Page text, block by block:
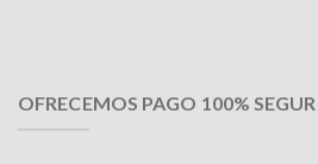
OFRECEMOS PAGO 100%